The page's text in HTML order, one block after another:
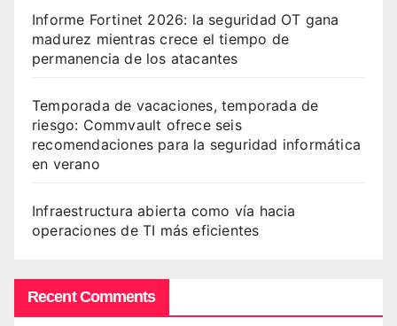
Informe Fortinet 2026: la seguridad OT gana
madurez mientras crece el tiempo de
permanencia de los atacantes
Temporada de vacaciones, temporada de
riesgo: Commvault ofrece seis
recomendaciones para la seguridad informática
en verano
Infraestructura abierta como vía hacia
operaciones de TI más eficientes
Recent Comments